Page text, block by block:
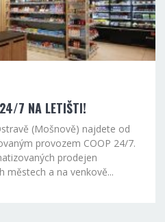
7 NA LETIŠTI!
(Mošnově) najdete od
provozem COOP 24/7.
prodejen
městech a na venkově...